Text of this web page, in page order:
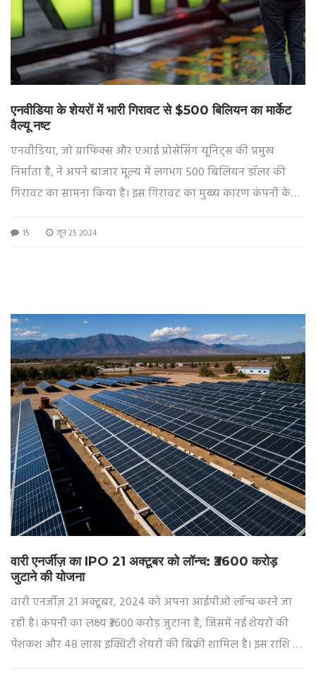
एनवीडिया के शेयरों में भारी गिरावट से $500 बिलियन का मार्केट
वैल्यू नष्ट
एनवीडिया, जो ग्राफिक्स और एआई प्रोसेसिंग यूनिट्स की प्रमुख
निर्माता है, ने अपने बाजार मूल्य में लगभग 500 बिलियन डॉलर की
गिरावट का सामना किया है। इस गिरावट का मुख्य कारण कंपनी के
एनवीडिया के शेयर प्राइस में तीव्र गिरावट आई, जिससे इसका बाजार
15 जून 25 2024
वारी एनर्जीज़ का IPO 21 अक्टूबर को लॉन्च: ₹3600 करोड़
जुटाने की योजना
वारी एनर्जीज़ 21 अक्टूबर, 2024 को अपना आईपीओ लॉन्च करने जा
रही है। कंपनी का लक्ष्य ₹3600 करोड़ जुटाना है, जिसमें नई शेयरों की
पेशकश और 48 लाख इक्विटी शेयरों की बिक्री शामिल है। इस राशि का